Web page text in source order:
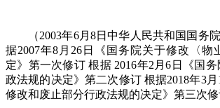
（2003年6月8日中华人民共和国国务
据2007年8月26日《国务院关于修改〈物
定》第一次修订 根据 2016年2月6日《国
政法规的决定》第二次修订 根据2018年3
修改和废止部分行政法规的决定》第三次修